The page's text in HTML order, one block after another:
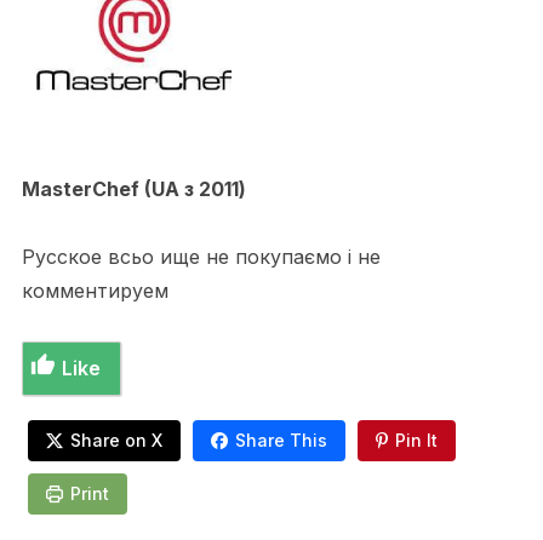
MasterChef (UA з 2011)
Русское всьо ище не покупаємо і не
комментируем
Like
Share on X Share This Pin It
Print